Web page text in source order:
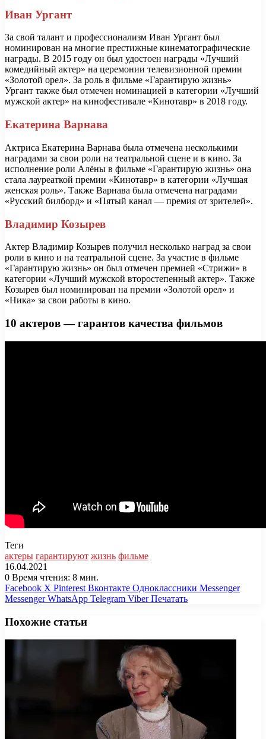
Иван Ургант
За свой талант и профессионализм Иван Ургант был
номинирован на многие престижные кинематографические
награды. В 2015 году он был удостоен награды «Лучший
комедийный актер» на церемонии телевизионной премии
«Золотой орел». За роль в фильме «Гарантирую жизнь»
Ургант также был отмечен номинацией в категории «Лучший
мужской актер» на кинофестивале «Кинотавр» в 2018 году.
Екатерина Варнава
Актриса Екатерина Варнава была отмечена несколькими
наградами за свои роли на театральной сцене и в кино. За
исполнение роли Алёны в фильме «Гарантирую жизнь» она
стала лауреаткой премии «Кинотавр» в категории «Лучшая
женская роль». Также Варнава была отмечена наградами
«Русский билборд» и «Пятый канал — премия от зрителей».
Владимир Козырев
Актер Владимир Козырев получил несколько наград за свои
роли в кино и на театральной сцене. За участие в фильме
«Гарантирую жизнь» он был отмечен премией «Стрижи» в
категории «Лучший мужской второстепенный актер». Также
Козырев был номинирован на премии «Золотой орел» и
«Ника» за свои работы в кино.
10 актеров — гарантов качества фильмов
Теги
актеры гарантируют жизнь фильме
16.04.2021
0 Время чтения: 8 мин.
Facebook X Pinterest Вконтакте Одноклассники Messenger
Messenger WhatsApp Telegram Viber Печатать
Похожие статьи